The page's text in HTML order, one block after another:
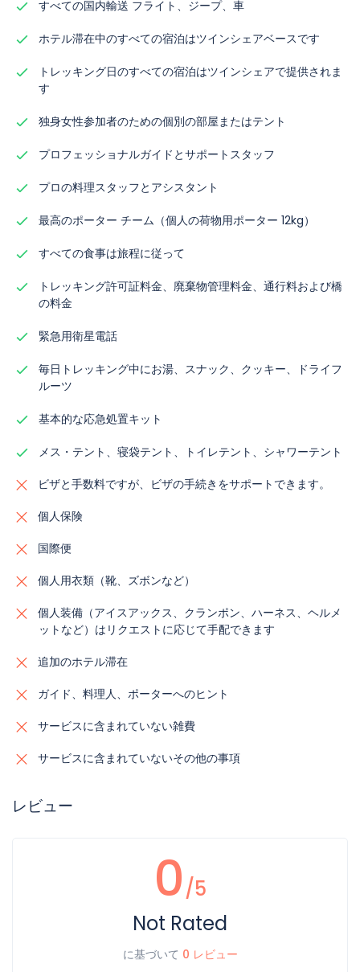
すべての国内輸送 フライト、ジープ、車
ホテル滞在中のすべての宿泊はツインシェアベースです
トレッキング日のすべての宿泊はツインシェアで提供されま
す
独身女性参加者のための個別の部屋またはテント
プロフェッショナルガイドとサポートスタッフ
プロの料理スタッフとアシスタント
最高のポーター チーム（個人の荷物用ポーター 12kg）
すべての食事は旅程に従って
トレッキング許可証料金、廃棄物管理料金、通行料および橋
の料金
緊急用衛星電話
毎日トレッキング中にお湯、スナック、クッキー、ドライフ
ルーツ
基本的な応急処置キット
メス・テント、寝袋テント、トイレテント、シャワーテント
ビザと手数料ですが、ビザの手続きをサポートできます。
個人保険
国際便
個人用衣類（靴、ズボンなど）
個人装備（アイスアックス、クランポン、ハーネス、ヘルメ
ットなど）はリクエストに応じて手配できます
追加のホテル滞在
ガイド、料理人、ポーターへのヒント
サービスに含まれていない雑費
サービスに含まれていないその他の事項
レビュー
0/5
Not Rated
に基づいて 0 レビュー